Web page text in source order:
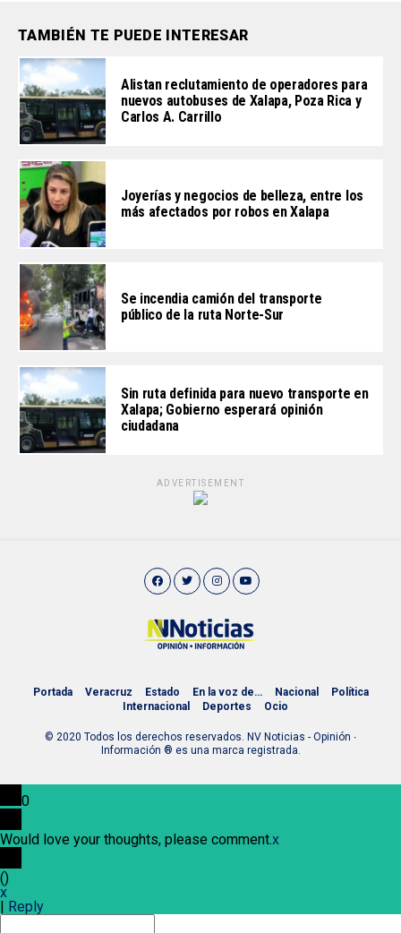
TAMBIÉN TE PUEDE INTERESAR
Alistan reclutamiento de operadores para
nuevos autobuses de Xalapa, Poza Rica y
Carlos A. Carrillo
Joyerías y negocios de belleza, entre los
más afectados por robos en Xalapa
Se incendia camión del transporte
público de la ruta Norte-Sur
Sin ruta definida para nuevo transporte en
Xalapa; Gobierno esperará opinión
ciudadana
ADVERTISEMENT
Portada Veracruz Estado En la voz de… Nacional
Política
Internacional
Deportes Ocio
© 2020 Todos los derechos reservados. NV Noticias - Opinión ∙
Información ® es una marca registrada.
0
Would love your thoughts, please comment.x
()
x
Reply